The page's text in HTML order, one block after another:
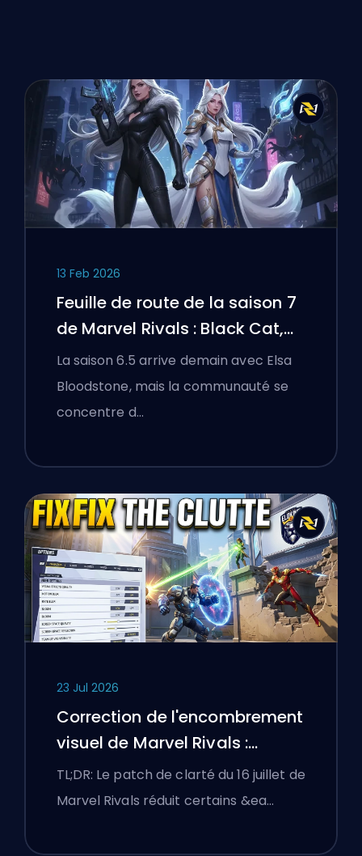
13 Feb 2026
Feuille de route de la saison 7
de Marvel Rivals : Black Cat,
White Fox, et l'événement
Monsters Take Manhattan
La saison 6.5 arrive demain avec Elsa
Bloodstone, mais la communauté se
concentre d…
23 Jul 2026
Correction de l'encombrement
visuel de Marvel Rivals :
Meilleurs réglages compétitifs
après le patch du 16 juillet
TL;DR: Le patch de clarté du 16 juillet de
Marvel Rivals réduit certains &ea…